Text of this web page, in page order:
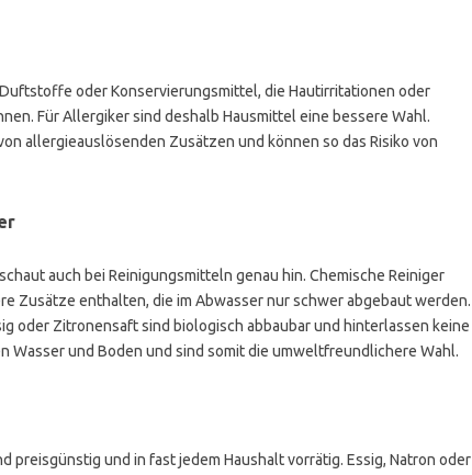
oder Konservierungsmittel, die Hautirritationen oder
Für Allergiker sind deshalb Hausmittel eine bessere Wahl.
allergieauslösenden Zusätzen und können so das Risiko von
auch bei Reinigungsmitteln genau hin. Chemische Reiniger
Zusätze enthalten, die im Abwasser nur schwer abgebaut werden.
oder Zitronensaft sind biologisch abbaubar und hinterlassen keine
Wasser und Boden und sind somit die umweltfreundlichere Wahl.
preisgünstig und in fast jedem Haushalt vorrätig. Essig, Natron oder